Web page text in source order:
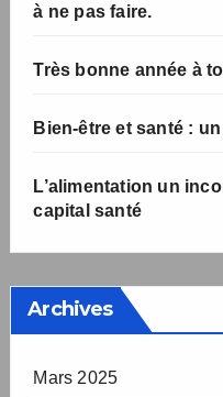
à ne pas faire.
Très bonne année à
Bien-être et santé :
L’alimentation un
capital santé
Archives
Mars 2025